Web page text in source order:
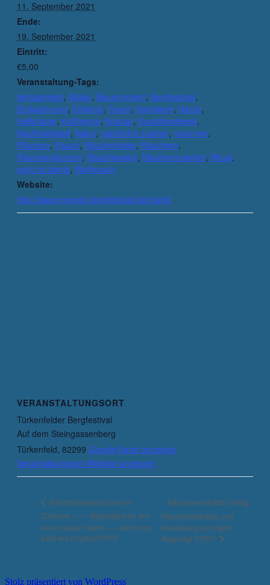
11. September 2021
Ende:
19. September 2021
Eintritt:
€5,00
Veranstaltung-Tags:
Achtsamkeit, Allgäu, Bauernmarkt, Bergfestival,
Entspannung, Erlebnis, Feuer, Handwerk, Harze,
heilkräuter, Kräftigung, Kräuter, Kunsthandwerk,
Nachhaltigkeit, Natur, natürliche zutaten, naturrein,
Pflanzen, Rauch, Räucherfeder, Räuchern,
Räucherpflanzen, Räucherwerk, Räucherzubehör, Ritual,
spirit of plants, Weihrauch
Website:
http://bauernmarkt.bergfestival.de/markt/
VERANSTALTUNGSORT
Türkenfelder Bergfestival
Auf dem Steingassenberg
Türkenfeld, 82299 Google Karte anzeigen
Veranstaltungsort-Website anzeigen
Räucherfederbau bei mir
Zuhause – —- Abgesagt bzw. auf
einen neuen Termin —- kommt so
bald wie möglich!!!!!!!!!!!!
Räucherwerkstatt 2-teilig;
Räucherfederbau und
Herstellung von Kyphi.
Abgesagt !!!!!!!!!!!!
Stolz präsentiert von WordPress